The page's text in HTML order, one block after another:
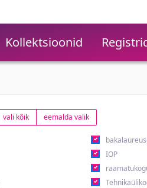
Kollektsioonid
vali kõik eemalda valik
IOP